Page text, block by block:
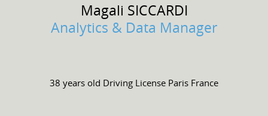
Magali SICCARDI
Analytics & Data Manager
38 years old Driving License Paris France